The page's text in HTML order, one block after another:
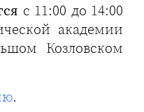
с 11:00 до 14:00
академии
Козловском
.